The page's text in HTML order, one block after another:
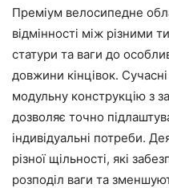
Преміум велосипедне
відмінності між різними
статури та ваги до
довжини кінцівок.
модульну конструкцію з
дозволяє точно
індивідуальні потреби.
різної щільності, які
розподіл ваги та